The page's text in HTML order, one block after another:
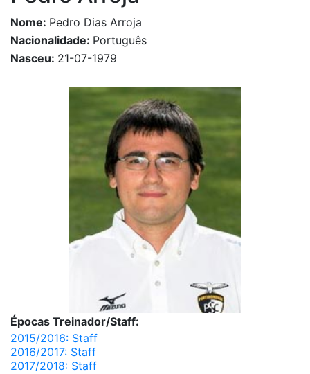
Nome: Pedro Dias Arroja
Nacionalidade: Português
Nasceu: 21-07-1979
Épocas Treinador/Staff:
2015/2016: Staff
2016/2017: Staff
2017/2018: Staff